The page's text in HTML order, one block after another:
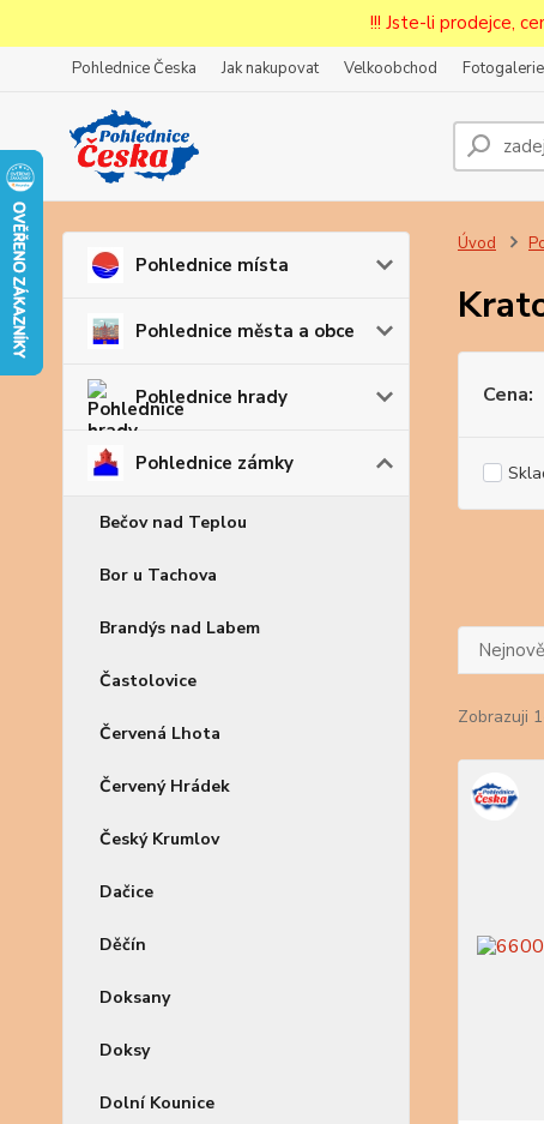
!!! Jste-li prodejce,
Pohlednice Česka Jak nakupovat Velkoobchod Fotogalerie
Pohlednice místa
Pohlednice města a obce
Pohlednice hrady
Pohlednice zámky
Bečov nad Teplou
Bor u Tachova
Brandýs nad Labem
Častolovice
Červená Lhota
Červený Hrádek
Český Krumlov
Dačice
Děčín
Doksany
Doksy
Dolní Kounice
Úvod
Cena:
Zobrazuji